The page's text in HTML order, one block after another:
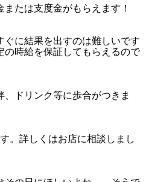
たは支度金がもらえます！
ぐに結果を出すのは難しいです
の時給を保証してもらえるので
、ドリンク等に歩合がつきま
。詳しくはお店に相談しまし